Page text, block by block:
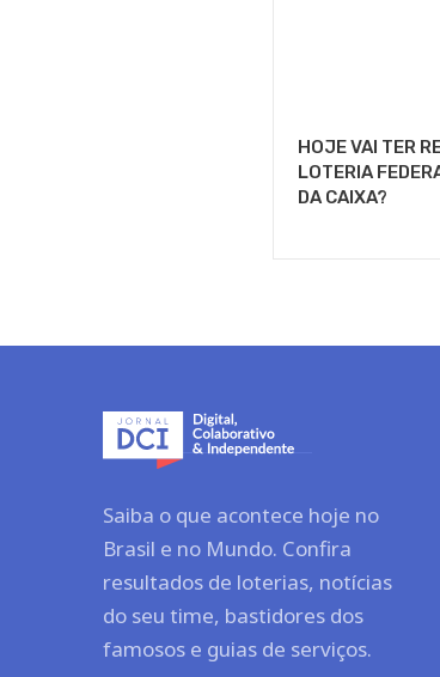
HOJE VAI TER
LOTERIA
DA CAIXA?
Saiba o que acontece hoje no
Brasil e no Mundo. Confira
resultados de loterias, notícias
do seu time, bastidores dos
famosos e guias de serviços.